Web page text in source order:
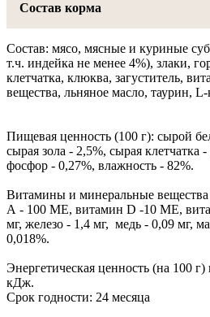
Состав корма
Состав: мясо, мясные и куриные
т.ч. индейка не менее 4%), злаки,
клетчатка, клюква, загуститель,
вещества, льняное масло, таурин,
Пищевая ценность (100 г): сырой
сырая зола - 2,5%, сырая клетчатка
фосфор - 0,27%, влажность - 82%.
Витамины и минеральные
А - 100 МЕ, витамин D -10 МЕ,
мг, железо - 1,4 мг, медь - 0,09 мг,
0,018%.
Энергетическая ценность (на 100
кДж.
Срок годности: 24 месяца